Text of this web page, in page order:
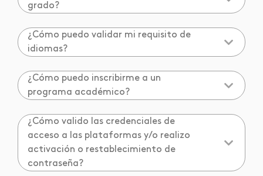
grado?
¿Cómo puedo validar mi requisito de
idiomas?
¿Cómo puedo inscribirme a un
programa académico?
¿Cómo valido las credenciales de
acceso a las plataformas y/o realizo
activación o restablecimiento de
contraseña?